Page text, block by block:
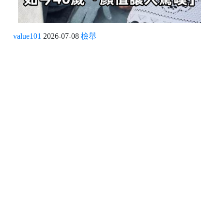
value101 2026-07-08 檢舉